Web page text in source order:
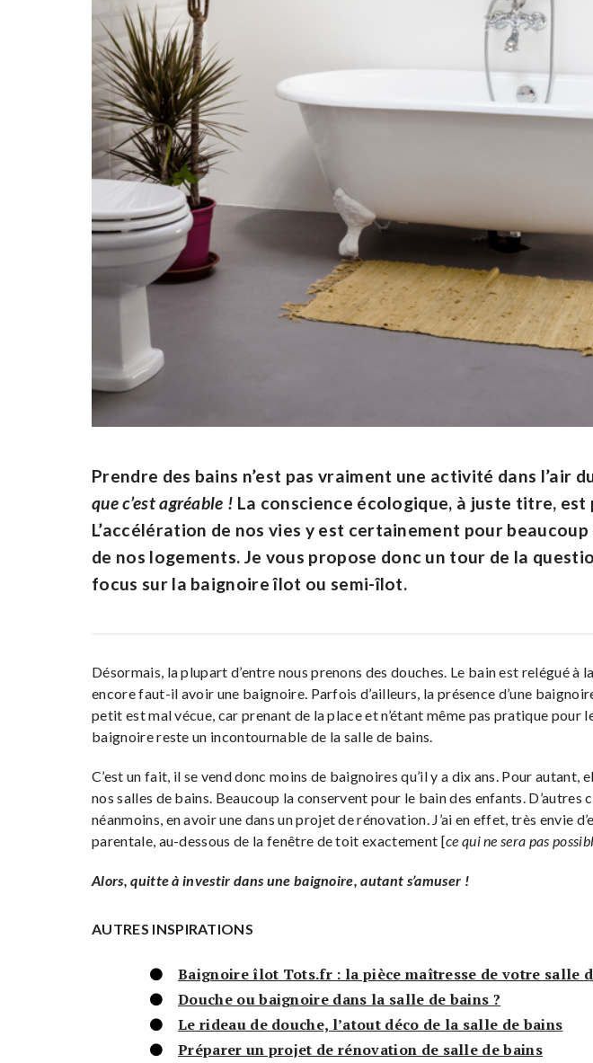
Prendre des bains n’est pas vraiment une activité dans l’air
que c’est agréable ! La conscience écologique, à juste titre, est
L’accélération de nos vies y est certainement pour
de nos logements. Je vous propose donc un tour de la
focus sur la baignoire îlot ou semi-îlot.
Désormais, la plupart d’entre nous prenons des douches. Le bain est relégué à
encore faut-il avoir une baignoire. Parfois d’ailleurs, la présence d’une
petit est mal vécue, car prenant de la place et n’étant même pas pratique pour
baignoire reste un incontournable de la salle de bains.
C’est un fait, il se vend donc moins de baignoires qu’il y a dix ans. Pour autant,
nos salles de bains. Beaucoup la conservent pour le bain des enfants. D’autres
néanmoins, en avoir une dans un projet de rénovation. J’ai en effet, très envie
parentale, au-dessous de la fenêtre de toit exactement [ce qui ne sera pas
Alors, quitte à investir dans une baignoire, autant s’amuser !
AUTRES INSPIRATIONS
Baignoire îlot Tots.fr : la pièce maîtresse de votre salle
Douche ou baignoire dans la salle de bains ?
Le rideau de douche, l’atout déco de la salle de bains
Préparer un projet de rénovation de salle de bains